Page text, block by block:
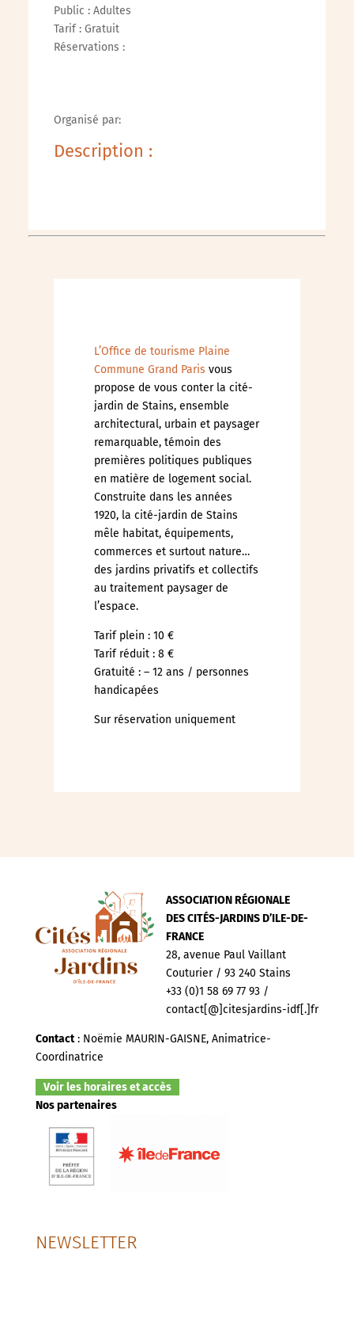
Public : Adultes
Tarif : Gratuit
Réservations :
Organisé par:
Description :
L’Office de tourisme Plaine
Commune Grand Paris vous
propose de vous conter la cité-
jardin de Stains, ensemble
architectural, urbain et paysager
remarquable, témoin des
premières politiques publiques
en matière de logement social.
Construite dans les années
1920, la cité-jardin de Stains
mêle habitat, équipements,
commerces et surtout nature…
des jardins privatifs et collectifs
au traitement paysager de
l’espace.
Tarif plein : 10 €
Tarif réduit : 8 €
Gratuité : – 12 ans / personnes
handicapées
Sur réservation uniquement
ASSOCIATION RÉGIONALE
DES CITÉS-JARDINS D’ILE-DE-
FRANCE
28, avenue Paul Vaillant
Couturier / 93 240 Stains
+33 (0)1 58 69 77 93 /
contact[@]citesjardins-idf[.]fr
Contact: Noëmie MAURIN-GAISNE, Animatrice-
Coordinatrice
Voir les horaires et accès
Nos partenaires
NEWSLETTER